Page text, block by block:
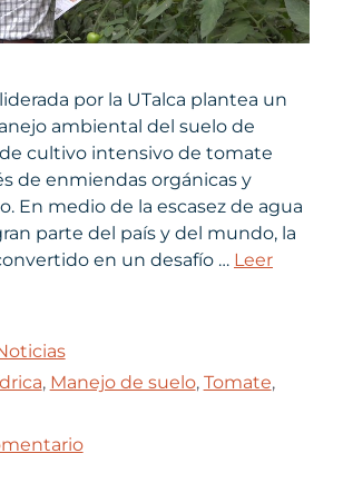
por la UTalca plantea un
ambiental del suelo de
cultivo intensivo de tomate
de enmiendas orgánicas y
En medio de la escasez de agua
parte del país y del mundo, la
en un desafío … Leer
, Manejo de suelo, Tomate,